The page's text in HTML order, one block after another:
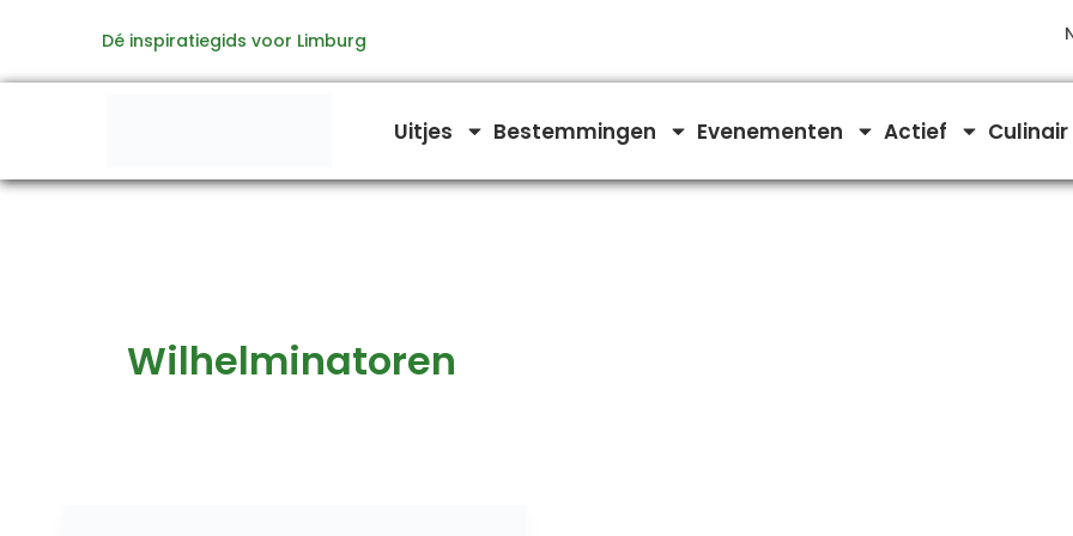
de
Dé inspiratiegids voor Limburg
Uitjes Bestemmingen Evenementen Actief Culinair
Wilhelminatoren